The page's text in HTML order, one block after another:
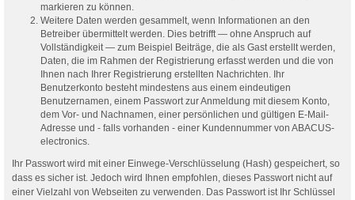
markieren zu können.
Weitere Daten werden gesammelt, wenn Informationen an den
Betreiber übermittelt werden. Dies betrifft — ohne Anspruch auf
Vollständigkeit — zum Beispiel Beiträge, die als Gast erstellt werden,
Daten, die im Rahmen der Registrierung erfasst werden und die von
Ihnen nach Ihrer Registrierung erstellten Nachrichten. Ihr
Benutzerkonto besteht mindestens aus einem eindeutigen
Benutzernamen, einem Passwort zur Anmeldung mit diesem Konto,
dem Vor- und Nachnamen, einer persönlichen und gültigen E-Mail-
Adresse und - falls vorhanden - einer Kundennummer von ABACUS-
electronics.
Ihr Passwort wird mit einer Einwege-Verschlüsselung (Hash) gespeichert, so
dass es sicher ist. Jedoch wird Ihnen empfohlen, dieses Passwort nicht auf
einer Vielzahl von Webseiten zu verwenden. Das Passwort ist Ihr Schlüssel